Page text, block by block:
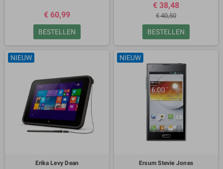
€ 60,99
BESTELLEN
€ 38,48
€ 40,50
BESTELLEN
NIEUW
Erika Levy Dean
NIEUW
Ersum Stevie Jones